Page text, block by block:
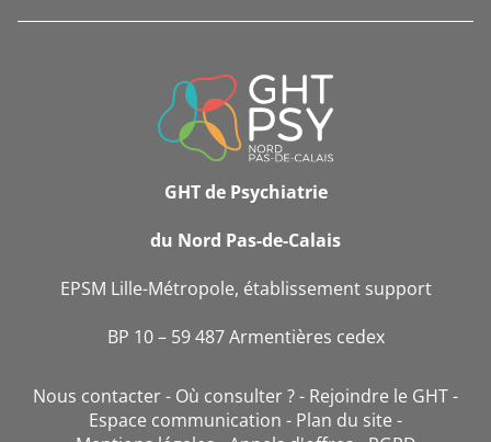
INFORMATIONS
GHT de Psychiatrie
du Nord Pas-de-Calais
EPSM Lille-Métropole, établissement support
BP 10 – 59 487 Armentières cedex
Nous contacter Où consulter ?
Rejoindre le GHT
Espace communication
Plan du site